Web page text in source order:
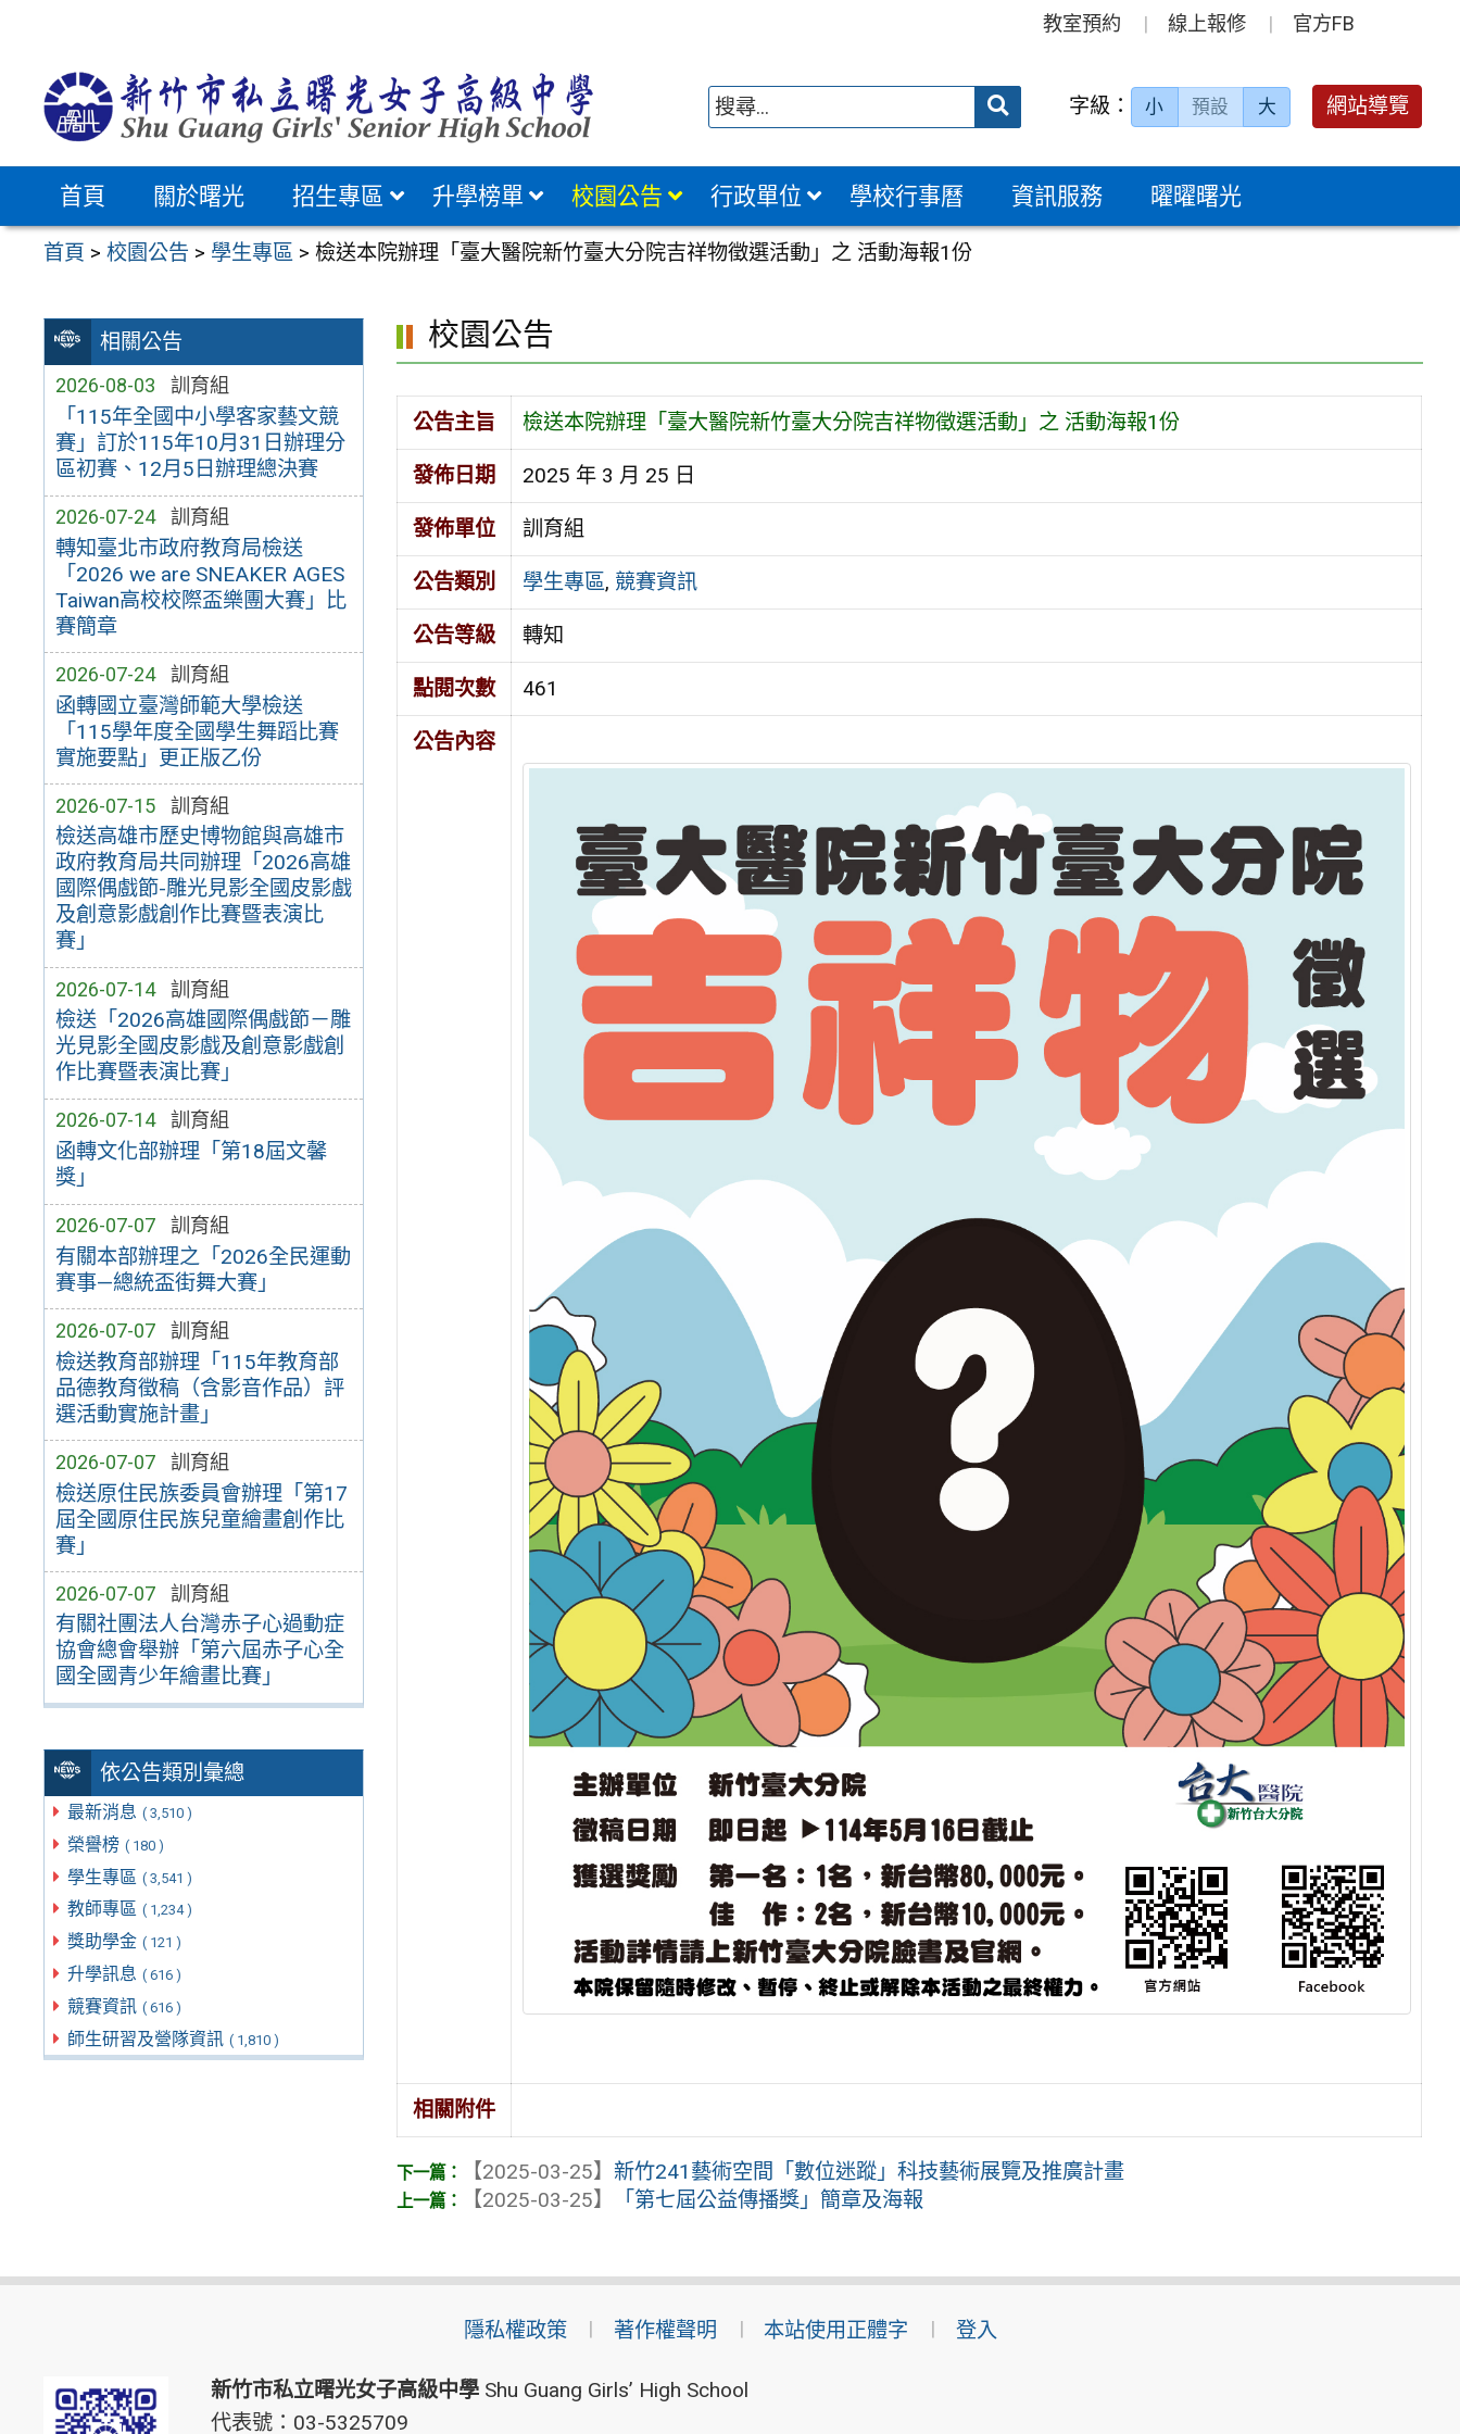
教室預約 線上報修 官方FB
送出 字級： 小 預設 大 網站導覽
首頁 關於曙光 招生專區 升學榜單 校園公告 行政單位 學校行事曆 資訊服務 曜曜曙光
首頁 >校園公告 > 學生專區 >檢送本院辦理「臺大醫院新竹臺大分院吉祥物徵選活動」之 活動海報1份
相關公告
2026-08-03 訓育組
「115年全國中小學客家藝文競
賽」訂於115年10月31日辦理分
區初賽、12月5日辦理總決賽
2026-07-24 訓育組
轉知臺北市政府教育局檢送
「2026 we are SNEAKER AGES
Taiwan高校校際盃樂團大賽」比
賽簡章
2026-07-24 訓育組
函轉國立臺灣師範大學檢送
「115學年度全國學生舞蹈比賽
實施要點」更正版乙份
2026-07-15 訓育組
檢送高雄市歷史博物館與高雄市
政府教育局共同辦理「2026高雄
國際偶戲節-雕光見影全國皮影戲
及創意影戲創作比賽暨表演比
賽」
2026-07-14 訓育組
檢送「2026高雄國際偶戲節－雕
光見影全國皮影戲及創意影戲創
作比賽暨表演比賽」
2026-07-14 訓育組
函轉文化部辦理「第18屆文馨
獎」
2026-07-07 訓育組
有關本部辦理之「2026全民運動
賽事—總統盃街舞大賽」
2026-07-07 訓育組
檢送教育部辦理「115年教育部
品德教育徵稿（含影音作品）評
選活動實施計畫」
2026-07-07 訓育組
檢送原住民族委員會辦理「第17
屆全國原住民族兒童繪畫創作比
賽」
2026-07-07 訓育組
有關社團法人台灣赤子心過動症
協會總會舉辦「第六屆赤子心全
國全國青少年繪畫比賽」
依公告類別彙總
最新消息 ( 3,510 )
榮譽榜 ( 180 )
學生專區 ( 3,541 )
教師專區 ( 1,234 )
獎助學金 ( 121 )
升學訊息 ( 616 )
競賽資訊 ( 616 )
師生研習及營隊資訊 ( 1,810 )
校園公告
公告主旨 檢送本院辦理「臺大醫院新竹臺大分院吉祥物徵選活動」之 活動海報1份
發佈日期 2025 年 3 月 25 日
發佈單位 訓育組
公告類別 學生專區, 競賽資訊
公告等級 轉知
點閱次數 461
公告內容
相關附件
【2025-03-25】新竹241藝術空間「數位迷蹤」科技藝術展覽及推廣計畫
【2025-03-25】
「第七屆公益傳播獎」簡章及海報
隱私權政策 著作權聲明 本站使用正體字 登入
新竹市私立曙光女子高級中學Shu Guang Girls’ High School
代表號：03-5325709